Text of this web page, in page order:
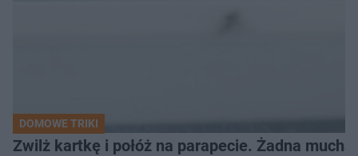
DOMOWE TRIKI
Zwilż kartkę i połóż na parapecie. Żadna